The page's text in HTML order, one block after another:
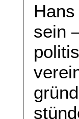
sein